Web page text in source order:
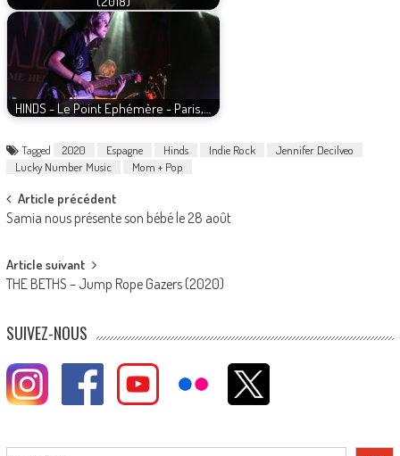
HINDS - Le Point Ephémère - Paris,…
Tagged 2020 Espagne Hinds Indie Rock
Jennifer Decilveo
Lucky Number Music
Mom + Pop
Post
navigation
Article précédent
Samia nous présente son bébé le 28 août
Article suivant
THE BETHS – Jump Rope Gazers (2020)
SUIVEZ-NOUS